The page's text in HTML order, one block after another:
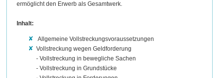
ermöglicht den Erwerb als Gesamtwerk.
Inhalt:
Allgemeine Vollstreckungsvoraussetzungen
Vollstreckung wegen Geldforderung
- Vollstreckung in bewegliche Sachen
- Vollstreckung in Grundstücke